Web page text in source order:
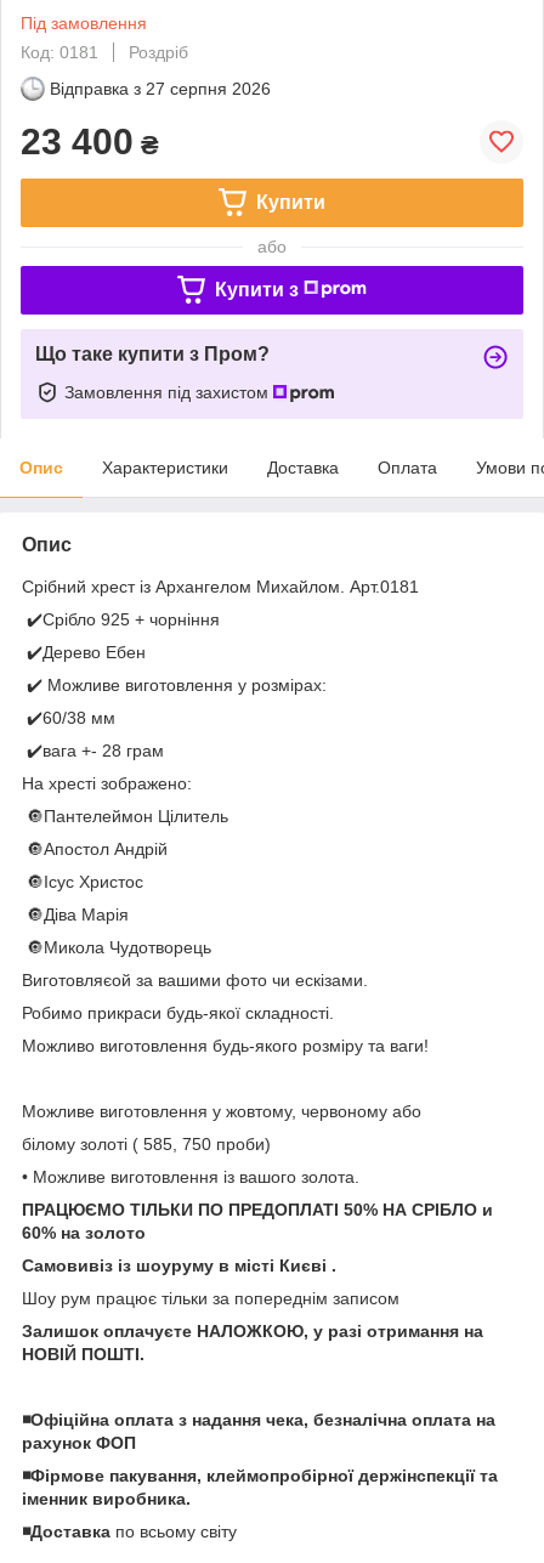
Під замовлення
Код: 0181
Роздріб
Відправка з 27 серпня 2026
23 400 ₴
Купити
або
Купити з
Що таке купити з Пром?
Замовлення під захистом
Опис Характеристики Доставка Оплата Умови
Опис
Срібний хрест із Архангелом Михайлом. Арт.0181
✔️Срібло 925 + чорніння
✔️Дерево Ебен
✔️ Можливе виготовлення у розмірах:
✔️60/38 мм
✔️вага +- 28 грам
На хресті зображено:
🔘Пантелеймон Цілитель
🔘Апостол Андрій
🔘Ісус Христос
🔘Діва Марія
🔘Микола Чудотворець
Виготовляєой за вашими фото чи ескізами.
Робимо прикраси будь-якої складності.
Можливо виготовлення будь-якого розміру та ваги!
Можливе виготовлення у жовтому, червоному або
білому золоті ( 585, 750 проби)
• Можливе виготовлення із вашого золота.
ПРАЦЮЄМО ТІЛЬКИ ПО ПРЕДОПЛАТІ 50% НА СРІБЛО и
60% на золото
Самовивіз із шоуруму в місті Києві .
Шоу рум працює тільки за попереднім записом
Залишок оплачуєте НАЛОЖКОЮ, у разі отримання на
НОВІЙ ПОШТІ.
◾️Офіційна оплата з надання чека, безналічна оплата на
рахунок ФОП
◾️Фірмове пакування, клеймопробірної держінспекції та
іменник виробника.
◾️Доставка по всьому світу